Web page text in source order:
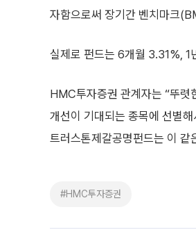
자함으로써 장기간 벤치마크
실제로 펀드는 6개월 3.31%,
HMC투자증권 관계자는 “뚜렷
개선이 기대되는 종목에 선별
트러스톤제갈공명펀드는 이 같
#HMC투자증권